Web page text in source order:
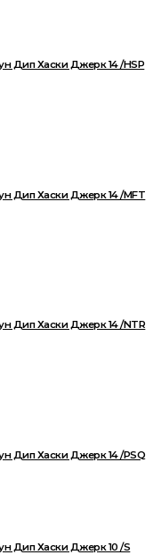
Дип Хаски Джерк 14 /HSP
Дип Хаски Джерк 14 /MFT
Дип Хаски Джерк 14 /NTR
Дип Хаски Джерк 14 /PSQ
Дип Хаски Джерк 10 /S